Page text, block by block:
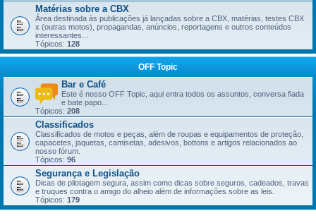
Matérias sobre a CBX
Área destinada às publicações já lançadas sobre a CBX, matérias, testes CBX
x (outras motos), propagandas, anúncios, reportagens e outros conteúdos
interessantes...
Tópicos: 128
OFF Topic
Bar e Café
Este é nosso OFF Topic, aqui entra todos os assuntos, conversa fiada
e bate papo...
Tópicos: 208
Classificados
Classificados de motos e peças, além de roupas e equipamentos de proteção,
capacetes, jaquetas, camisetas, adesivos, bottons e artigos relacionados ao
nosso fórum.
Tópicos: 96
Segurança e Legislação
Dicas de pilotagem segura, assim como dicas sobre seguros, cadeados, travas
e truques contra o amigo do alheio além de informações sobre as leis.
Tópicos: 179